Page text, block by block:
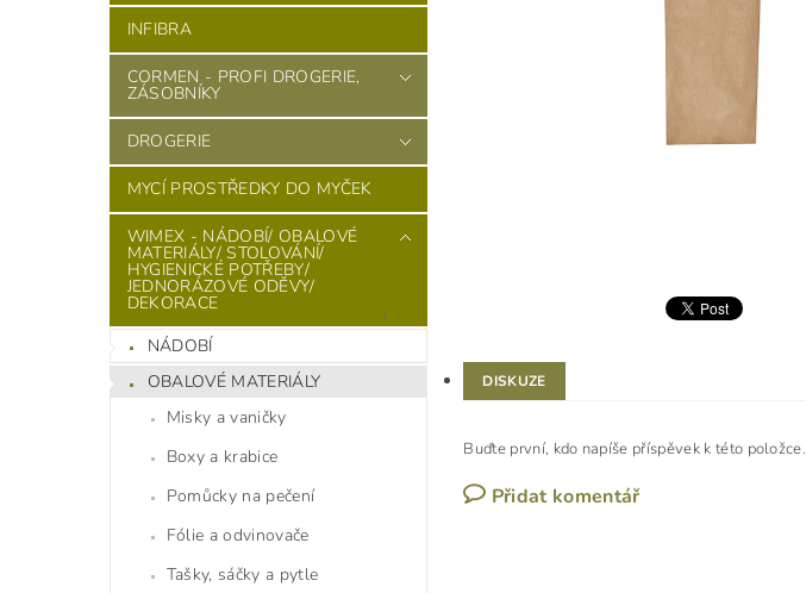
INFIBRA
CORMEN - PROFI DROGERIE,
ZÁSOBNÍKY
DROGERIE
MYCÍ PROSTŘEDKY DO MYČEK
WIMEX - NÁDOBÍ/ OBALOVÉ
MATERIÁLY/ STOLOVÁNÍ/
HYGIENICKÉ POTŘEBY/
JEDNORÁZOVÉ ODĚVY/
DEKORACE
NÁDOBÍ
OBALOVÉ MATERIÁLY
Misky a vaničky
Boxy a krabice
Pomůcky na pečení
Fólie a odvinovače
Tašky, sáčky a pytle
DISKUZE
Buďte první, kdo napíše příspěvek k této položce.
Přidat komentář